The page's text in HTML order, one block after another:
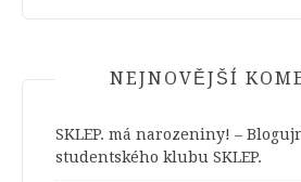
NEJNOVĚJŠÍ
SKLEP. má narozeniny! –
studentského klubu SKLEP.